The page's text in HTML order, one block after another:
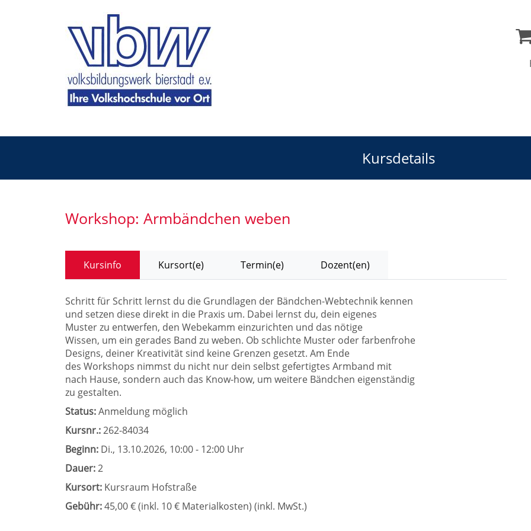
Kursdetails
Workshop: Armbändchen weben
Kursinfo Kursort(e) Termin(e) Dozent(en)
Schritt für Schritt lernst du die Grundlagen der Bändchen-Webtechnik kennen
und setzen diese direkt in die Praxis um. Dabei lernst du, dein eigenes
Muster zu entwerfen, den Webekamm einzurichten und das nötige
Wissen, um ein gerades Band zu weben. Ob schlichte Muster oder farbenfrohe
Designs, deiner Kreativität sind keine Grenzen gesetzt. Am Ende
des Workshops nimmst du nicht nur dein selbst gefertigtes Armband mit
nach Hause, sondern auch das Know-how, um weitere Bändchen eigenständig
zu gestalten.
Status: Anmeldung möglich
Kursnr.:262-84034
Beginn: Di., 13.10.2026, 10:00 - 12:00 Uhr
Dauer:2
Kursort:Kursraum Hofstraße
Gebühr:45,00 € (inkl. 10 € Materialkosten) (inkl. MwSt.)